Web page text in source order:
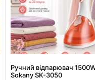
Ручний відпарювач
Sokany SK-3050